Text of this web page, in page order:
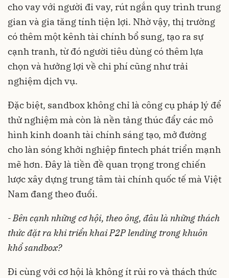
cho vay với người đi vay, rút ngắn quy trình trung
gian và gia tăng tính tiện lợi. Nhờ vậy, thị trường
có thêm một kênh tài chính bổ sung, tạo ra sự
cạnh tranh, từ đó người tiêu dùng có thêm lựa
chọn và hưởng lợi về chi phí cũng như trải
nghiệm dịch vụ.
Đặc biệt, sandbox không chỉ là công cụ pháp lý để
thử nghiệm mà còn là nền tảng thúc đẩy các mô
hình kinh doanh tài chính sáng tạo, mở đường
cho làn sóng khởi nghiệp fintech phát triển mạnh
mẽ hơn. Đây là tiền đề quan trọng trong chiến
lược xây dựng trung tâm tài chính quốc tế mà Việt
Nam đang theo đuổi.
- Bên cạnh những cơ hội, theo ông, đâu là những thách
thức đặt ra khi triển khai P2P lending trong khuôn
khổ sandbox?
Đi cùng với cơ hội là không ít rủi ro và thách thức